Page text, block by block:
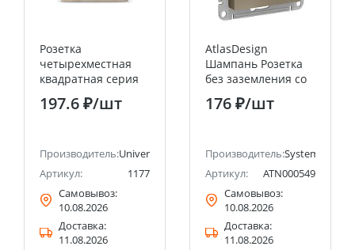
(ранее Schneider Electric)
Розетка
четырехместная
квадратная серия
"Олимп" с/з, о/у,
16А, 220В, сосна
197.6 ₽/шт
Производитель:Universal
Артикул:
1177
Самовывоз:
10.08.2026
Доставка:
11.08.2026
AtlasDesign
Шампань Розетка
без заземления со
шторками 16А
Systeme Electric
176 ₽/шт
Производитель:Systeme
Артикул:
ATN000549
Самовывоз:
10.08.2026
Доставка:
11.08.2026